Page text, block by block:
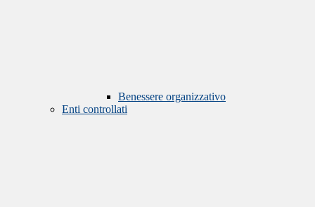
Benessere organizzativo
Enti controllati